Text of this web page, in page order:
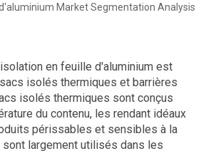
Market Segmentation Analysis
en feuille d'aluminium est
isolés thermiques et barrières
isolés thermiques sont conçus
du contenu, les rendant idéaux
périssables et sensibles à la
largement utilisés dans les